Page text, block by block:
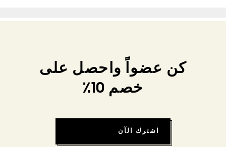
كن عضواً واحصل على
خصم 10٪
اشترك الآن